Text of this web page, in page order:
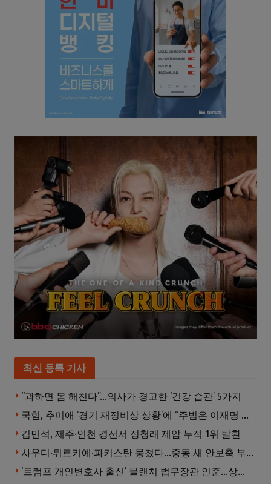
최신 등록 기사
“과하면 몸 해친다”…의사가 경고한 ‘건강 습관’ 5가지
국힘, 추미애 ‘경기 재정비상 상황’에 “주범은 이재명 전 지사”
김민석, 제주·인천 경선서 정청래 제압 누적 1위 탈환
사우디·튀르키예·파키스탄 뭉쳤다…중동 새 안보축 부상하나
‘트럼프 개인변호사 출신’ 블랜치 법무장관 인준…상원 50대49 가결